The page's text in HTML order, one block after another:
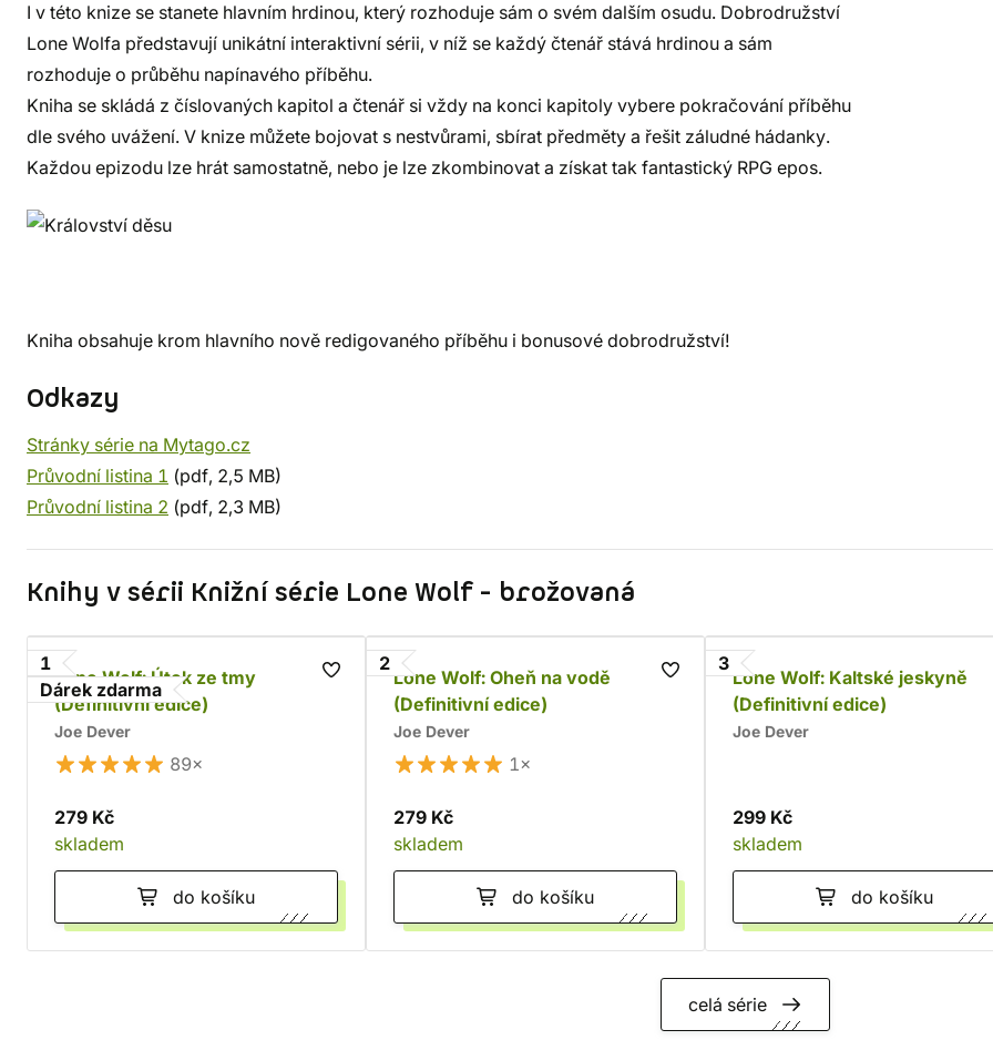
I v této knize se stanete hlavním hrdinou, který rozhoduje sám o svém dalším osudu. Dobrodružství
Lone Wolfa představují unikátní interaktivní sérii, v níž se každý čtenář stává hrdinou a sám
rozhoduje o průběhu napínavého příběhu.
Kniha se skládá z číslovaných kapitol a čtenář si vždy na konci kapitoly vybere pokračování příběhu
dle svého uvážení. V knize můžete bojovat s nestvůrami, sbírat předměty a řešit záludné hádanky.
Každou epizodu lze hrát samostatně, nebo je lze zkombinovat a získat tak fantastický RPG epos.
Kniha obsahuje krom hlavního nově redigovaného příběhu i bonusové dobrodružství!
Odkazy
Stránky série na Mytago.cz
Průvodní listina 1 (pdf, 2,5 MB)
Průvodní listina 2 (pdf, 2,3 MB)
Knihy v sérii Knižní série Lone Wolf - brožovaná
1
Dárek zdarma
Lone Wolf: Útok ze tmy
(Definitivní edice)
Joe Dever
89×
279 Kč
skladem
do košíku
2
Lone Wolf: Oheň na vodě
(Definitivní edice)
Joe Dever
1×
279 Kč
skladem
do košíku
3
Lone Wolf: Kaltské jeskyně
(Definitivní edice)
Joe Dever
299 Kč
skladem
do košíku
celá série